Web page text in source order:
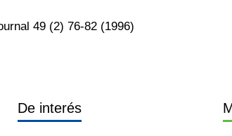
49 (2) 76-82 (1996)
De interés